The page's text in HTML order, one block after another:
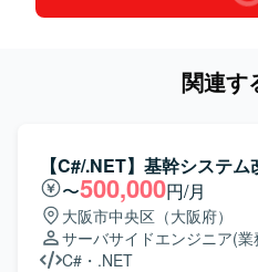
関連す
【C#/.NET】基幹システ
〜500,000円/月
大阪市中央区（大阪府）
サーバサイドエンジニア(業
C# ・ .NET